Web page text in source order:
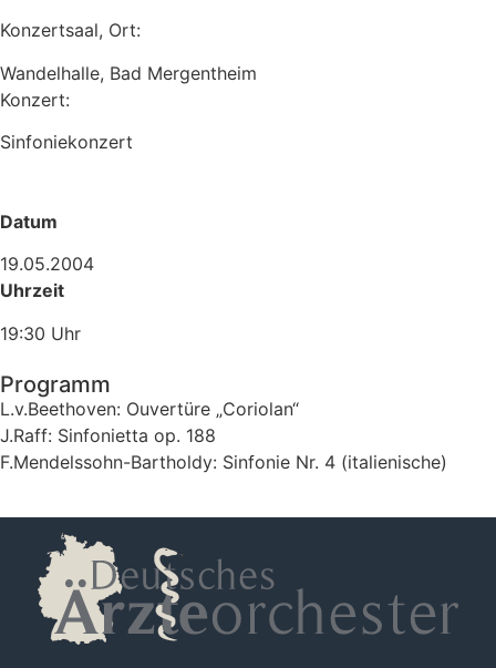
Konzertsaal, Ort:
Wandelhalle, Bad Mergentheim
Konzert:
Sinfoniekonzert
Datum
19.05.2004
Uhrzeit
19:30 Uhr
Programm
L.v.Beethoven: Ouvertüre „Coriolan“
J.Raff: Sinfonietta op. 188
F.Mendelssohn-Bartholdy: Sinfonie Nr. 4 (italienische)